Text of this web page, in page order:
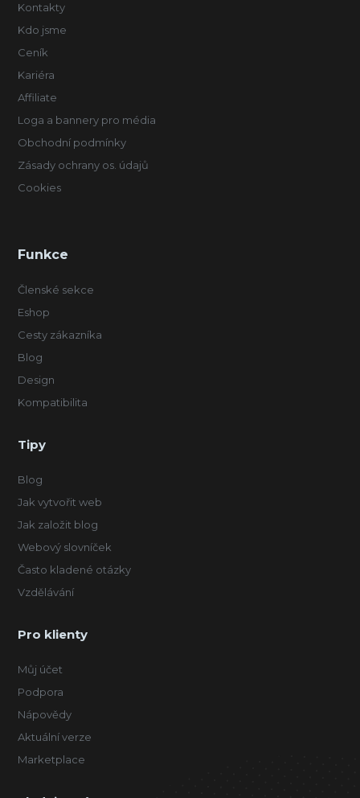
Kontakty
Kdo jsme
Ceník
Kariéra
Affiliate
Loga a bannery pro média
Obchodní podmínky
Zásady ochrany os. údajů
Cookies
Funkce
Členské sekce
Eshop
Cesty zákazníka
Blog
Design
Kompatibilita
Tipy
Blog
Jak vytvořit web
Jak založit blog
Webový slovníček
Často kladené otázky
Vzdělávání
Pro klienty
Můj účet
Podpora
Nápovědy
Aktuální verze
Marketplace